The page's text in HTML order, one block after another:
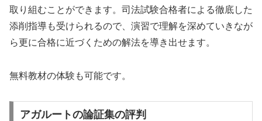
取り組むことができます。司法試験合格者による徹底した
添削指導も受けられるので、演習で理解を深めていきなが
ら更に合格に近づくための解法を導き出せます。
無料教材の体験も可能です。
アガルートの論証集の評判